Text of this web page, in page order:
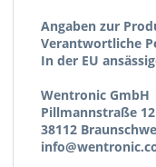
Angaben zur
Verantwortliche
In der EU
Wentronic GmbH
Pillmannstraße 12
38112